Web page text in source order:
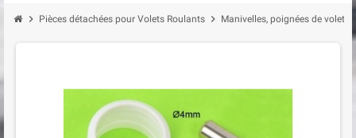
chevron_right Pièces détachées pour Volets Roulants chevron_right Manivelles, poignées de volet